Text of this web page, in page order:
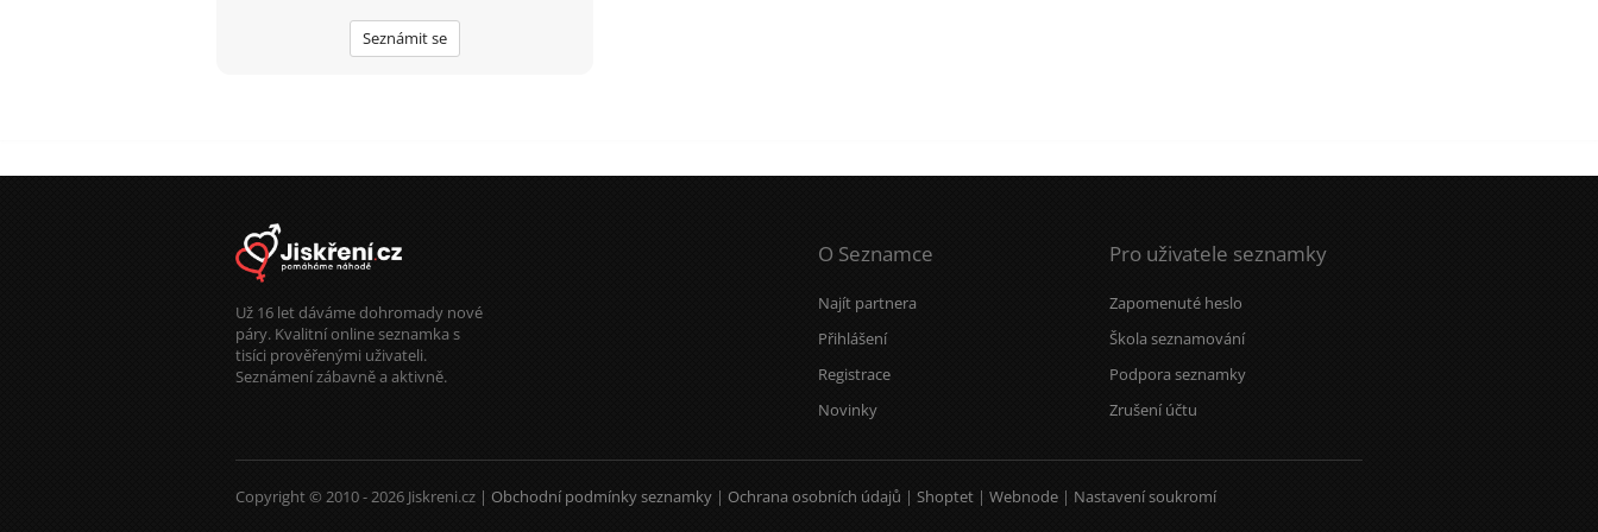
Seznámit se
Už 16 let dáváme dohromady nové
páry. Kvalitní online seznamka s
tisíci prověřenými uživateli.
Seznámení zábavně a aktivně.
O Seznamce
Najít partnera
Přihlášení
Registrace
Novinky
Pro uživatele seznamky
Zapomenuté heslo
Škola seznamování
Podpora seznamky
Zrušení účtu
Copyright © 2010 - 2026 Jiskreni.cz | Obchodní podmínky seznamky | Ochrana osobních údajů | Shoptet | Webnode | Nastavení soukromí